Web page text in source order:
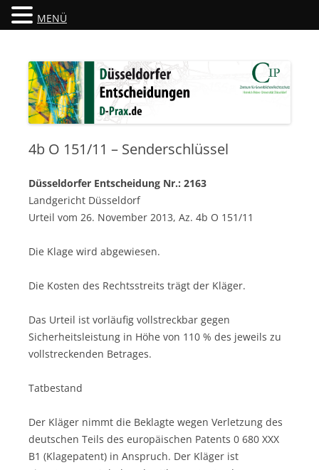
Düsseldorfer Entscheidungen
4b O 151/11 – Senderschlüssel
Düsseldorfer Entscheidung Nr.: 2163
Landgericht Düsseldorf
Urteil vom 26. November 2013, Az. 4b O 151/11
Die Klage wird abgewiesen.
Die Kosten des Rechtsstreits trägt der Kläger.
Das Urteil ist vorläufig vollstreckbar gegen
Sicherheitsleistung in Höhe von 110 % des jeweils zu
vollstreckenden Betrages.
Tatbestand
Der Kläger nimmt die Beklagte wegen Verletzung des
deutschen Teils des europäischen Patents 0 680 XXX
B1 (Klagepatent) in Anspruch. Der Kläger ist
MENÜ